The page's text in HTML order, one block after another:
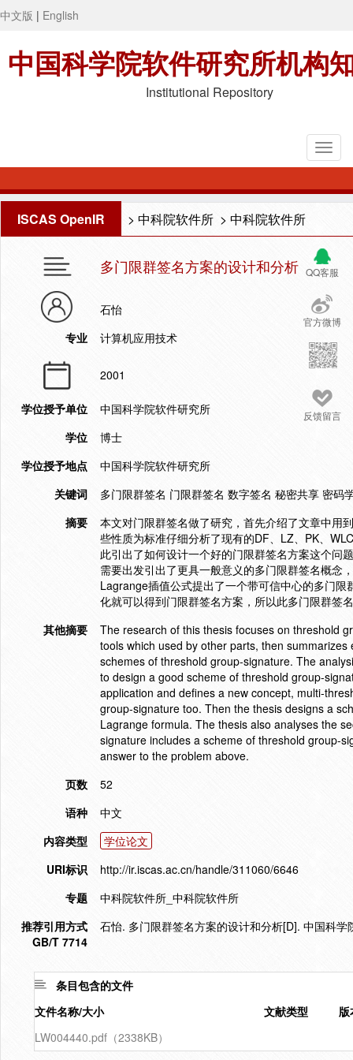
中文版 | English
中国科学院软件研究所机构
Institutional Repository
ISCAS OpenIR > 中科院软件所 > 中科院软件所
QQ客服
官方微博
反馈留言
多门限群签名方案的设计和分析
石怡
专业
计算机应用技术
2001
学位授予单位
中国科学院软件研究所
学位
博士
学位授予地点
中国科学院软件研究所
关键词
多门限群签名 门限群签名 数字签名 秘密共享 密码
摘要
本文对门限群签名做了研究，首先介绍了文章中用
些性质为标准仔细分析了现有的DF、LZ、PK、
此引出了如何设计一个好的门限群签名方案这个问
需要出发引出了更具一般意义的多门限群签名概念
Lagrange插值公式提出了一个带可信中心的多门
化就可以得到门限群签名方案，所以此多门限群签
其他摘要
The research of this thesis focuses on threshold
tools which used by other parts, then
schemes of threshold group-signature. The
to design a good scheme of threshold group-
application and defines a new concept, multi-
group-signature too. Then the thesis designs a
Lagrange formula. The thesis also analyses the
signature includes a scheme of threshold group-
answer to the problem above.
页数
52
语种
中文
内容类型
学位论文
URI标识
http://ir.iscas.ac.cn/handle/311060/6646
专题
中科院软件所_中科院软件所
推荐引用方式
GB/T 7714
石怡. 多门限群签名方案的设计和分析[D]. 中国科
条目包含的文件
文件名称/大小
文献类型
版
LW004440.pdf（2338KB）